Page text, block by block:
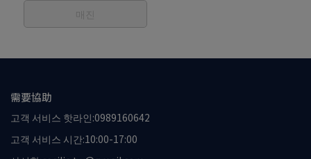
매진
需要協助
고객 서비스 핫라인:0989160642
고객 서비스 시간:10:00-17:00